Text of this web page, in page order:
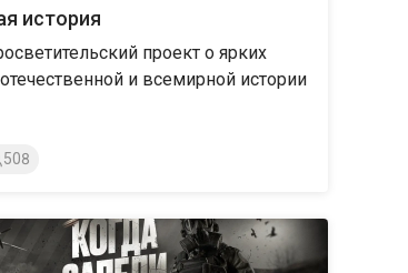
история
проект о ярких
и всемирной истории
508